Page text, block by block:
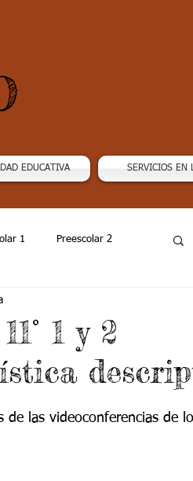
EDUCATIVA SERVICIOS EN
1 Preescolar 2
Grado 6
1 y 2
las videoconferencias de